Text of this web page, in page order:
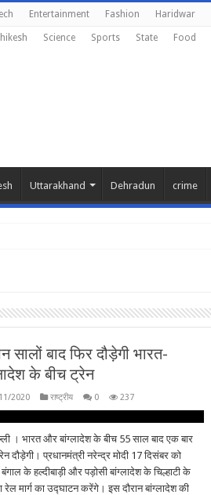
Entertainment Fashion Haridwar
Science Sports State Food
Uttarakhand Dehradun crime
सालों बाद फिर दौड़ेगी भारत-
के बीच ट्रेन
2020 राष्ट्रीय 0 237
। भारत और बांग्लादेश के बीच 55 साल बाद एक बार
दौड़ेगी। प्रधानमंत्री नरेन्द्र मोदी 17 दिसंबर को
बंगाल के हल्दीबाड़ी और पड़ोसी बांग्लादेश के चिल्हाटी के
रेल मार्ग का उद्घाटन करेंगे। इस दौरान बांग्लादेश की